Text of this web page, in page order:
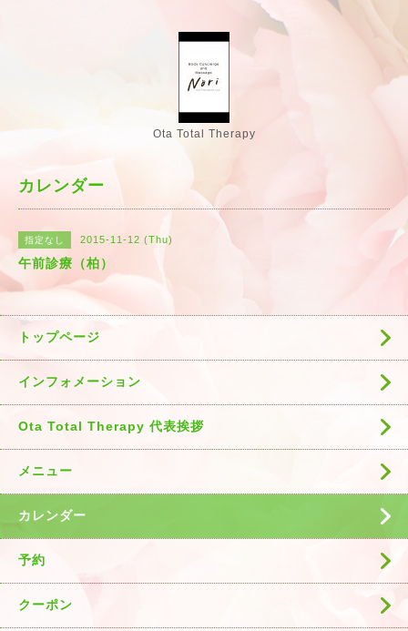
Ota Total Therapy
カレンダー
指定なし 2015-11-12 (Thu)
午前診療（柏）
トップページ
インフォメーション
Ota Total Therapy 代表挨拶
メニュー
カレンダー
予約
クーポン